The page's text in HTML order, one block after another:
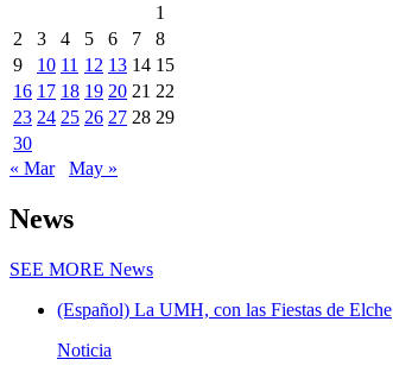
1
2
3 4 5 6 7
8
9
10 11 12 13 14 15
16 17 18 19 20 21 22
23 24 25 26 27 28 29
30
« Mar
May »
News
SEE MORE News
(Español) La UMH, con las Fiestas de Elche
Noticia